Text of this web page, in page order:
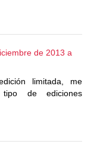
de 2013 a
limitada, me
de ediciones